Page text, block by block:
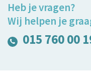
Heb je vragen?
Wij helpen je
015 760 00